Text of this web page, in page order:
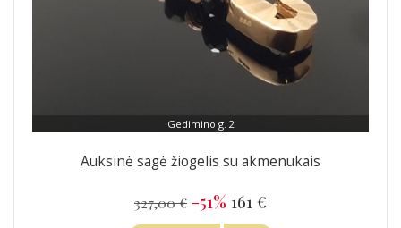
Gedimino g. 2
Auksinė sagė žiogelis su akmenukais
327,00 € -51% 161 €